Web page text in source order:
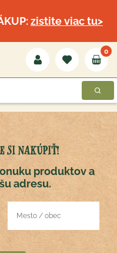
zistite viac tu>
0
SI NAKÚPIŤ!
produktov a
adresu.